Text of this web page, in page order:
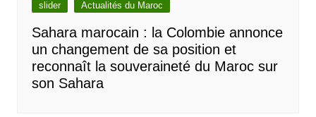
slider Actualités du Maroc
Sahara marocain : la Colombie annonce
un changement de sa position et
reconnaît la souveraineté du Maroc sur
son Sahara